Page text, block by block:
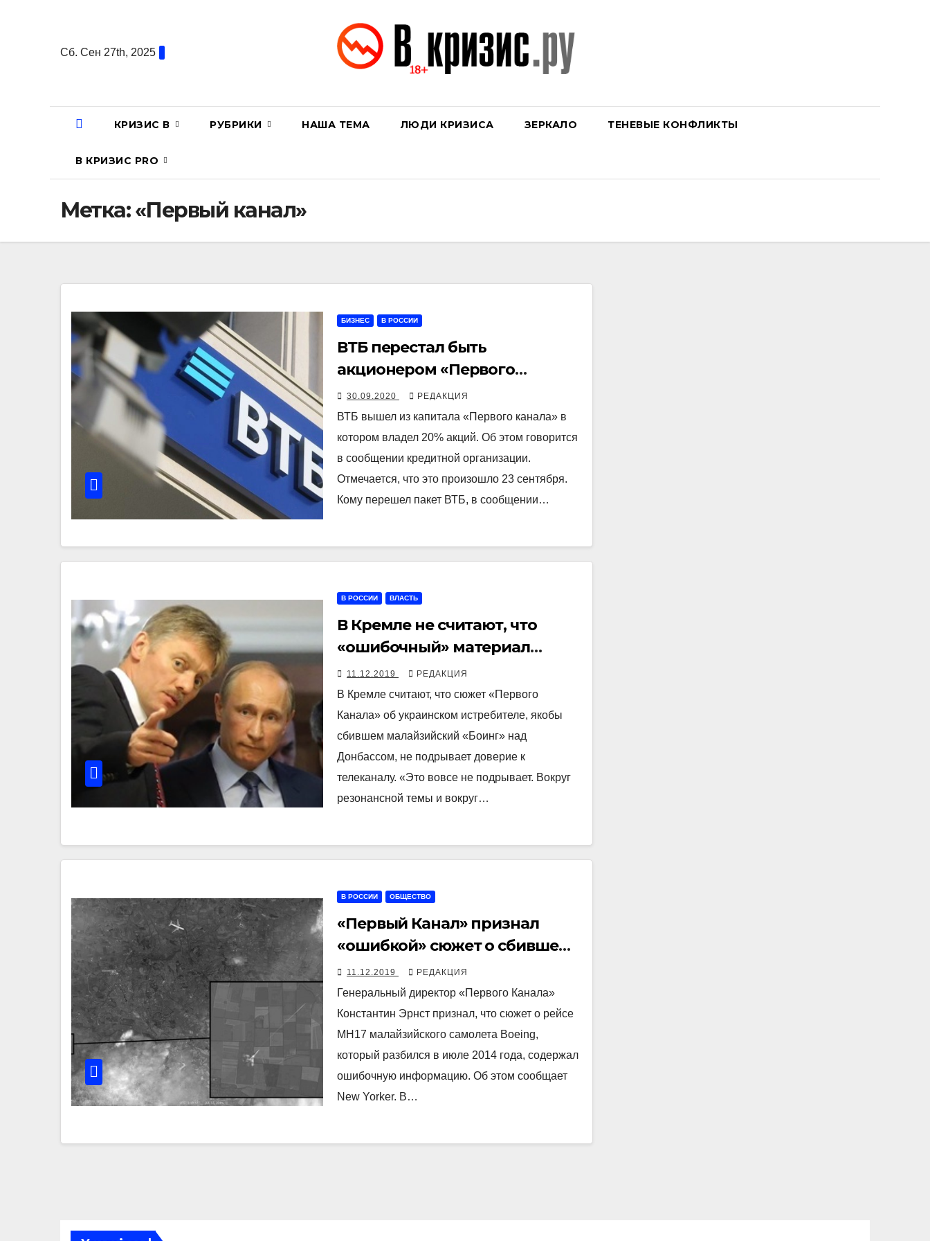
содержаниюСб. Сен 27th, 2025
КРИЗИС В РУБРИКИ НАША ТЕМА ЛЮДИ КРИЗИСА ЗЕРКАЛО ТЕНЕВЫЕ КОНФЛИКТЫ
В КРИЗИС PRO
Метка:«Первый канал»
БИЗНЕС В РОССИИ
ВТБ перестал быть
акционером «Первого
канала»
30.09.2020 РЕДАКЦИЯ
ВТБ вышел из капитала «Первого канала» в
котором владел 20% акций. Об этом говорится
в сообщении кредитной организации.
Отмечается, что это произошло 23 сентября.
Кому перешел пакет ВТБ, в сообщении…
В РОССИИ ВЛАСТЬ
В Кремле не считают, что
«ошибочный» материал
«Первого Канала» о MH17
подрывает доверие зрителей
11.12.2019 РЕДАКЦИЯ
В Кремле считают, что сюжет «Первого
Канала» об украинском истребителе, якобы
сбившем малайзийский «Боинг» над
Донбассом, не подрывает доверие к
телеканалу. «Это вовсе не подрывает. Вокруг
резонансной темы и вокруг…
В РОССИИ ОБЩЕСТВО
«Первый Канал» признал
«ошибкой» сюжет о сбившем
МН17 украинском
истребителе
11.12.2019 РЕДАКЦИЯ
Генеральный директор «Первого Канала»
Константин Эрнст признал, что сюжет о рейсе
МН17 малайзийского самолета Boeing,
который разбился в июле 2014 года, содержал
ошибочную информацию. Об этом сообщает
New Yorker. В…